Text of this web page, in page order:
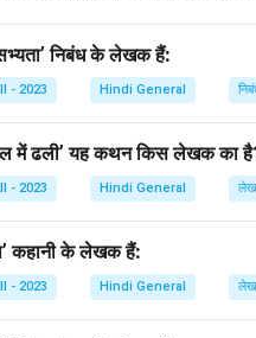
निबंध के लेखक हैं:
- 2023 Hindi General
में ढली’ यह कथन किस लेखक का
- 2023 Hindi General
कहानी के लेखक हैं:
- 2023 Hindi General